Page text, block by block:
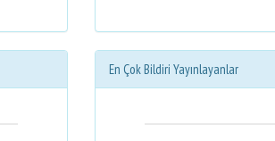
En Çok Bildiri Yayınlayanlar